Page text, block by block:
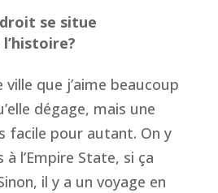
se situe
ville que j’aime beaucoup
dégage, mais une
facile pour autant. On y
l’Empire State, si ça
il y a un voyage en